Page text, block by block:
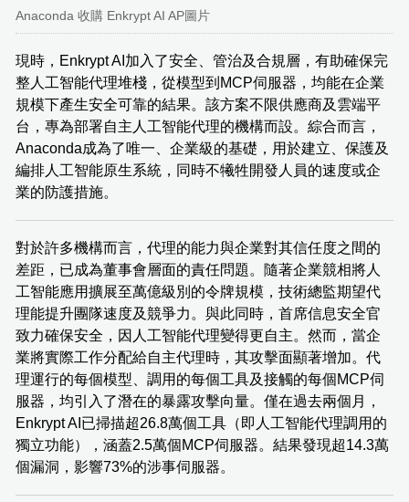
Anaconda 收購 Enkrypt AI AP圖片
現時，Enkrypt AI加入了安全、管治及合規層，有助確保完
整人工智能代理堆棧，從模型到MCP伺服器，均能在企業
規模下產生安全可靠的結果。該方案不限供應商及雲端平
台，專為部署自主人工智能代理的機構而設。綜合而言，
Anaconda成為了唯一、企業級的基礎，用於建立、保護及
編排人工智能原生系統，同時不犧牲開發人員的速度或企
業的防護措施。
對於許多機構而言，代理的能力與企業對其信任度之間的
差距，已成為董事會層面的責任問題。隨著企業競相將人
工智能應用擴展至萬億級別的令牌規模，技術總監期望代
理能提升團隊速度及競爭力。與此同時，首席信息安全官
致力確保安全，因人工智能代理變得更自主。然而，當企
業將實際工作分配給自主代理時，其攻擊面顯著增加。代
理運行的每個模型、調用的每個工具及接觸的每個MCP伺
服器，均引入了潛在的暴露攻擊向量。僅在過去兩個月，
Enkrypt AI已掃描超26.8萬個工具（即人工智能代理調用的
獨立功能），涵蓋2.5萬個MCP伺服器。結果發現超14.3萬
個漏洞，影響73%的涉事伺服器。